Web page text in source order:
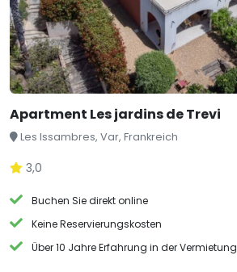
Apartment Les jardins de Trevi
Les Issambres, Var, Frankreich
3,0
Buchen Sie direkt online
Keine Reservierungskosten
Über 10 Jahre Erfahrung in der Vermietung